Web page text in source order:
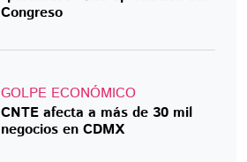
Congreso
GOLPE ECONÓMICO
CNTE afecta a más de 30 mil
negocios en CDMX